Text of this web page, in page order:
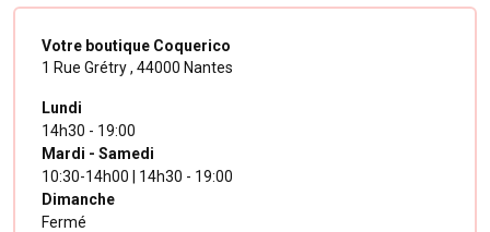
Votre boutique Coquerico
1 Rue Grétry , 44000 Nantes
Lundi
14h30 - 19:00
Mardi - Samedi
10:30-14h00 | 14h30 - 19:00
Dimanche
Fermé